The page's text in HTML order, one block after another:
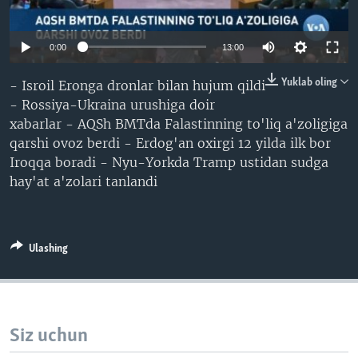
VIDEO
XABARLAR SURATLARDA
ODNOKLASSNIKI
TELEGRAM
TWITTER
SOUNDCLOUD
0:00 13:00
Yuklab oling
- Isroil Eronga dronlar bilan hujum qildi
- Rossiya-Ukraina urushiga doir
xabarlar - AQSh BMTda Falastinning to'liq a'zoligiga
qarshi ovoz berdi - Erdog'an oxirgi 12 yilda ilk bor
Iroqqa boradi - Nyu-Yorkda Tramp ustidan sudga
hay'at a'zolari tanlandi
Ulashing
Siz uchun